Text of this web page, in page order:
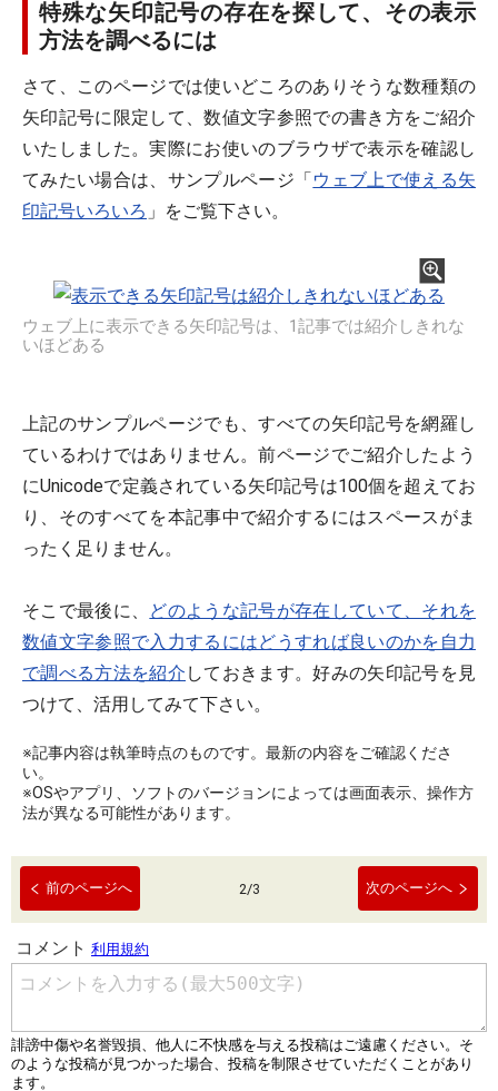
特殊な矢印記号の存在を探して、その表示
方法を調べるには
さて、このページでは使いどころのありそうな数種類の
矢印記号に限定して、数値文字参照での書き方をご紹介
いたしました。実際にお使いのブラウザで表示を確認し
てみたい場合は、サンプルページ「ウェブ上で使える矢
印記号いろいろ 」をご覧下さい。
ウェブ上に表示できる矢印記号は、1記事では紹介しきれな
いほどある
上記のサンプルページでも、すべての矢印記号を網羅し
ているわけではありません。前ページでご紹介したよう
にUnicodeで定義されている矢印記号は100個を超えてお
り、そのすべてを本記事中で紹介するにはスペースがま
ったく足りません。
そこで最後に、 どのような記号が存在していて、それを
数値文字参照で入力するにはどうすれば良いのかを自力
で調べる方法を紹介 しておきます。好みの矢印記号を見
つけて、活用してみて下さい。
※記事内容は執筆時点のものです。最新の内容をご確認くださ
い。
※OSやアプリ、ソフトのバージョンによっては画面表示、操作方
法が異なる可能性があります。
前のページへ 2/3 次のページへ